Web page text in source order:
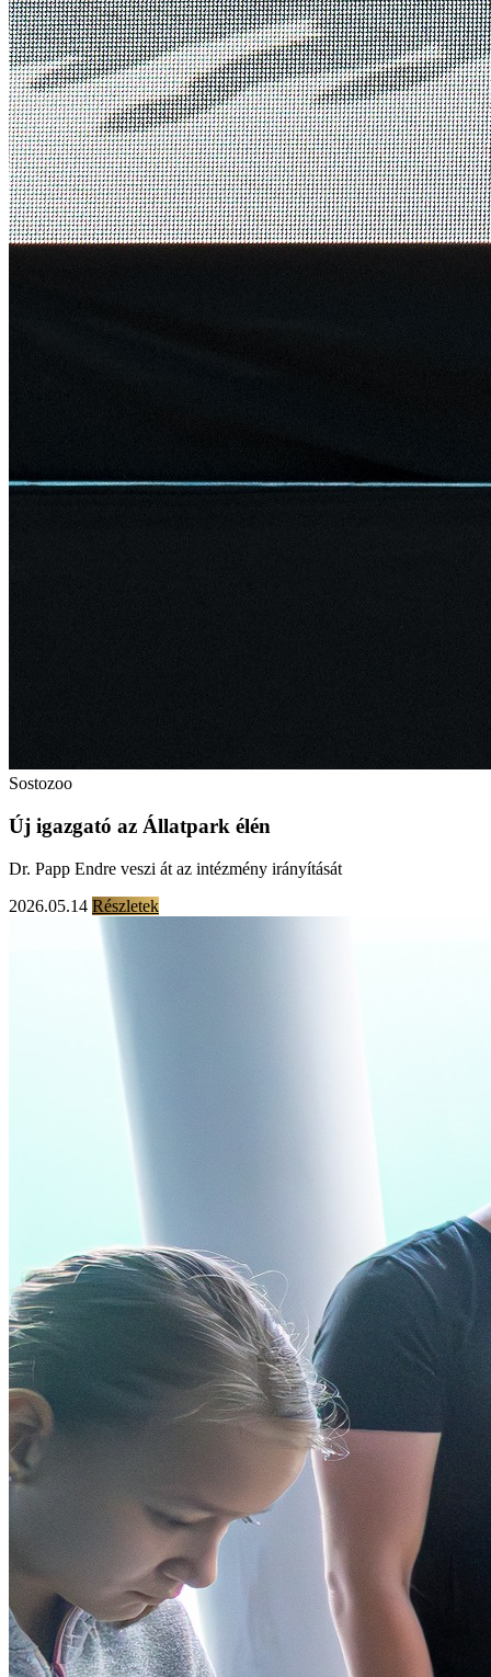
Sostozoo
Új igazgató az Állatpark élén
Dr. Papp Endre veszi át az intézmény irányítását
2026.05.14 Részletek